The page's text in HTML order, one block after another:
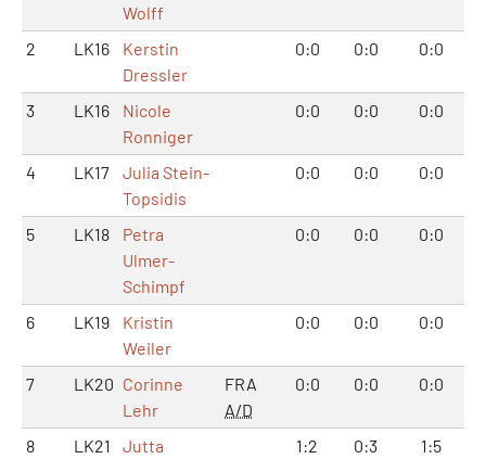
Wolff
2 LK16
Kerstin
Dressler
0:0 0:0 0:0
3 LK16
Nicole
Ronniger
0:0 0:0 0:0
4 LK17
Julia Stein-
Topsidis
0:0 0:0 0:0
5 LK18
Petra
Ulmer-
Schimpf
0:0 0:0 0:0
6 LK19
Kristin
Weiler
0:0 0:0 0:0
7 LK20 Corinne
Lehr
FRA
A/D
0:0 0:0 0:0
8 LK21
Jutta
1:2 0:3 1:5